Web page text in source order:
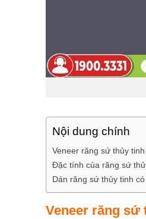
Nội dung chính
Veneer răng sứ thủy
Đặc tính của răng sứ
Dán răng sứ thủy tinh
Veneer răng sứ